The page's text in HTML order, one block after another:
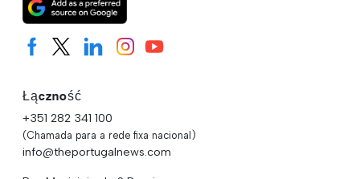
Łączność
+351 282 341 100
(Chamada para a rede fixa nacional)
info@theportugalnews.com